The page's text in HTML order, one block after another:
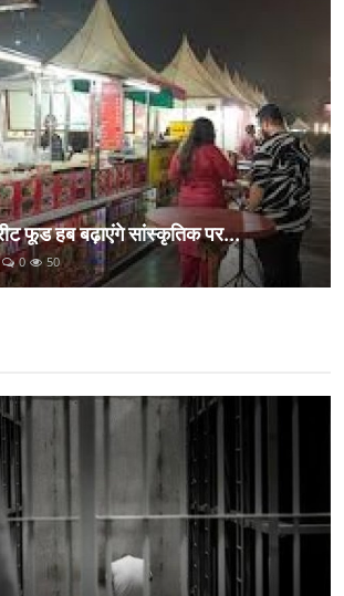
फूड हब बढ़ाएंगे सांस्कृतिक पर...
0 50